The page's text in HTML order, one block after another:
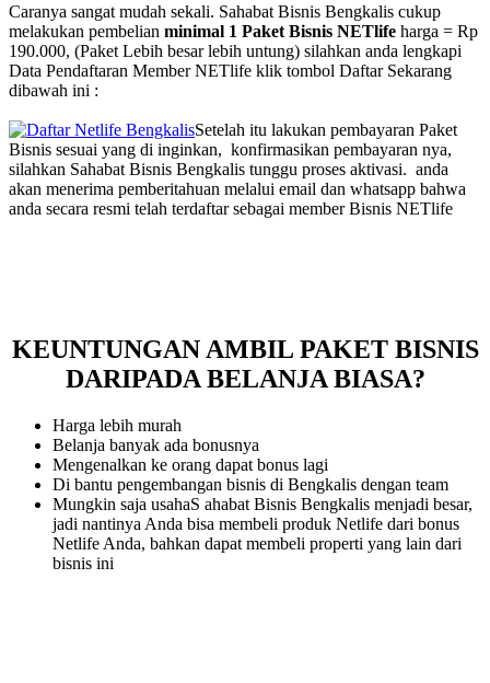
Caranya sangat mudah sekali. Sahabat Bisnis Bengkalis cukup
melakukan pembelian minimal 1 Paket Bisnis NETlife harga = Rp
190.000, (Paket Lebih besar lebih untung) silahkan anda lengkapi
Data Pendaftaran Member NETlife klik tombol Daftar Sekarang
dibawah ini :
Setelah itu lakukan pembayaran Paket
Bisnis sesuai yang di inginkan, konfirmasikan pembayaran nya,
silahkan Sahabat Bisnis Bengkalis tunggu proses aktivasi. anda
akan menerima pemberitahuan melalui email dan whatsapp bahwa
anda secara resmi telah terdaftar sebagai member Bisnis NETlife
KEUNTUNGAN AMBIL PAKET BISNIS
DARIPADA BELANJA BIASA?
Harga lebih murah
Belanja banyak ada bonusnya
Mengenalkan ke orang dapat bonus lagi
Di bantu pengembangan bisnis di Bengkalis dengan team
Mungkin saja usahaS ahabat Bisnis Bengkalis menjadi besar,
jadi nantinya Anda bisa membeli produk Netlife dari bonus
Netlife Anda, bahkan dapat membeli properti yang lain dari
bisnis ini